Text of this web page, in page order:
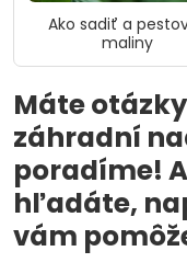
Ako sadiť a
maliny
Máte otázky
záhradní
poradíme!
hľadáte,
vám